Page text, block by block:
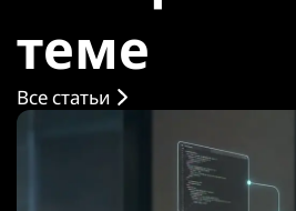
теме
Все статьи